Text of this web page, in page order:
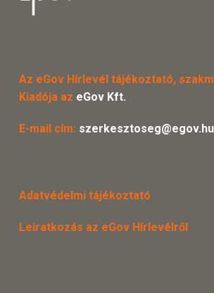
Az eGov Hírlevél tájékoztató,
Kiadója az eGov Kft.
E-mail cím: szerkesztoseg@egov.hu
Adatvédelmi tájékoztató
Leiratkozás az eGov Hírlevélről